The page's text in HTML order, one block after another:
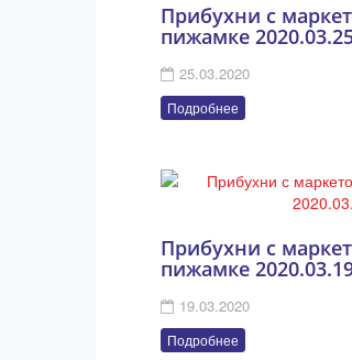
Прибухни с
пижамке
25.03.2020
Подробнее
Прибухни с
пижамке
19.03.2020
Подробнее